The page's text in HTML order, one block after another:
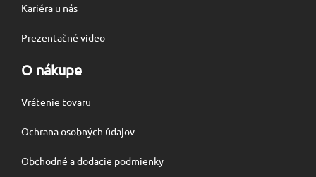
Kariéra u nás
Prezentačné video
O nákupe
Vrátenie tovaru
Ochrana osobných údajov
Obchodné a dodacie podmienky